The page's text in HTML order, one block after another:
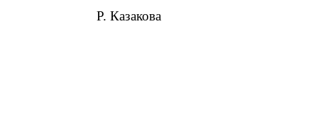
Р. Казакова